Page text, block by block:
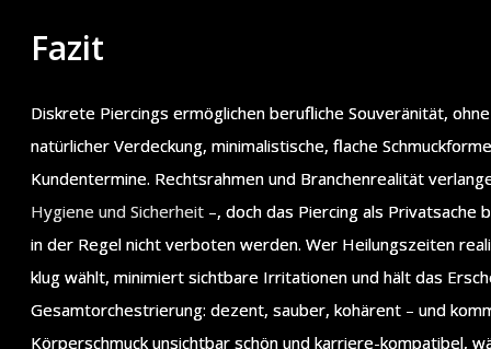
Fazit
Diskrete Piercings ermöglichen berufliche Souveränität,
natürlicher Verdeckung, minimalistische, flache
Kundentermine. Rechtsrahmen und Branchenrealität
Hygiene und Sicherheit –, doch das Piercing als Privatsache
in der Regel nicht verboten werden. Wer Heilungszeiten
klug wählt, minimiert sichtbare Irritationen und hält das
Gesamtorchestrierung: dezent, sauber, kohärent – und
Körperschmuck unsichtbar schön und karriere-kompatibel,